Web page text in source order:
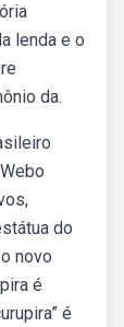
lenda e o
da.
do
novo
é
é